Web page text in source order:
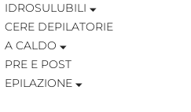
IDROSULUBILI
CERE DEPILATORIE
A CALDO
PRE E POST
EPILAZIONE